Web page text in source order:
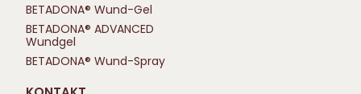
BETADONA® Wund-Gel
BETADONA® ADVANCED
Wundgel
BETADONA® Wund-Spray